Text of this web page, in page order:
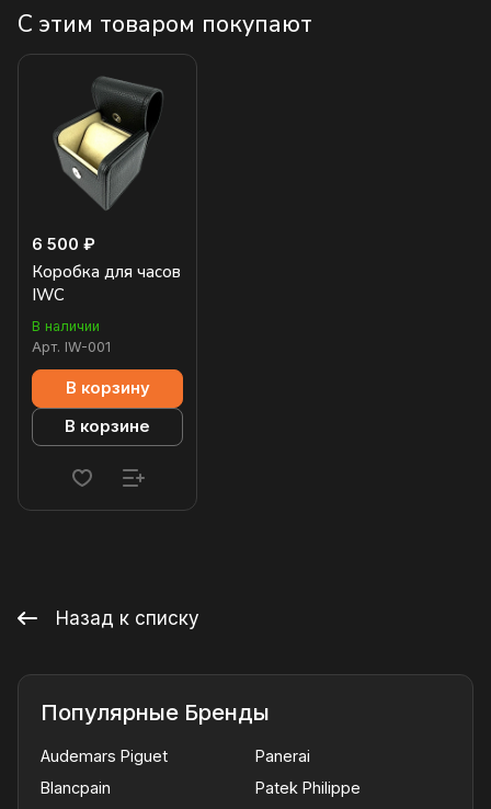
С этим товаром покупают
6 500 ₽
Коробка для часов
IWC
В наличии
Арт. IW-001
В корзину
В корзине
Назад к списку
Популярные Бренды
Audemars Piguet
Blancpain
Panerai
Patek Philippe